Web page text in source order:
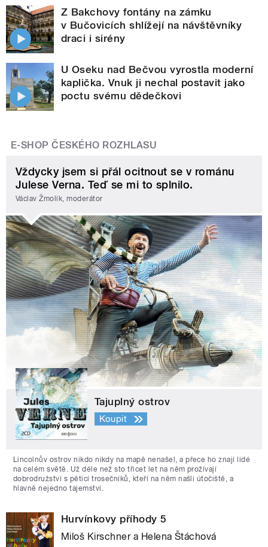
Z Bakchovy fontány na zámku
v Bučovicích shlížejí na návštěvníky
draci i sirény
U Oseku nad Bečvou vyrostla moderní
kaplička. Vnuk ji nechal postavit jako
poctu svému dědečkovi
E-SHOP ČESKÉHO ROZHLASU
Vždycky jsem si přál ocitnout se v románu
Julese Verna. Teď se mi to splnilo.
Václav Žmolík, moderátor
Tajuplný ostrov
Koupit
Lincolnův ostrov nikdo nikdy na mapě nenašel, a přece ho znají lidé
na celém světě. Už déle než sto třicet let na něm prožívají
dobrodružství s pěticí trosečníků, kteří na něm našli útočiště, a
hlavně nejedno tajemství.
Hurvínkovy příhody 5
Miloš Kirschner a Helena Štáchová